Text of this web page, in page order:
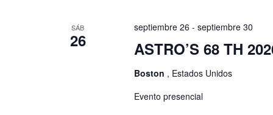
SÁB
26 ASTRO’S 68 TH
septiembre 26 - septiembre 30
Boston , Estados Unidos
Evento presencial